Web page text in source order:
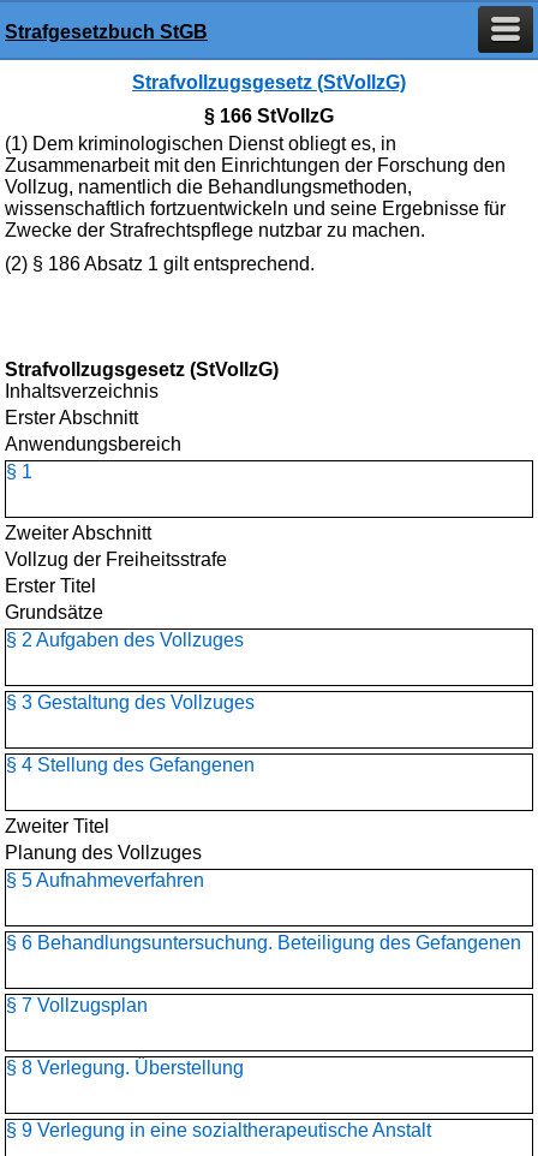
Strafgesetzbuch StGB
Strafvollzugsgesetz (StVollzG)
§ 166 StVollzG
(1) Dem kriminologischen Dienst obliegt es, in
Zusammenarbeit mit den Einrichtungen der Forschung den
Vollzug, namentlich die Behandlungsmethoden,
wissenschaftlich fortzuentwickeln und seine Ergebnisse für
Zwecke der Strafrechtspflege nutzbar zu machen.
(2) § 186 Absatz 1 gilt entsprechend.
Strafvollzugsgesetz (StVollzG)
Inhaltsverzeichnis
Erster Abschnitt
Anwendungsbereich
§ 1
Zweiter Abschnitt
Vollzug der Freiheitsstrafe
Erster Titel
Grundsätze
§ 2 Aufgaben des Vollzuges
§ 3 Gestaltung des Vollzuges
§ 4 Stellung des Gefangenen
Zweiter Titel
Planung des Vollzuges
§ 5 Aufnahmeverfahren
§ 6 Behandlungsuntersuchung. Beteiligung des Gefangenen
§ 7 Vollzugsplan
§ 8 Verlegung. Überstellung
§ 9 Verlegung in eine sozialtherapeutische Anstalt